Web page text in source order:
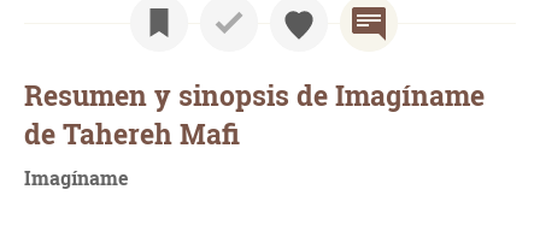
Resumen y sinopsis de Imagíname
de Tahereh Mafi
Imagíname